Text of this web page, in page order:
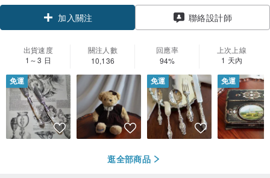
加入關注
聯絡設計師
出貨速度
1～3 日
關注人數
10,136
回應率
94%
上次上線
1 天內
免運 免運 免運
逛全部商品